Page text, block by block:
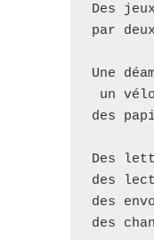
Des
par
Une
des
Des
des
des
des